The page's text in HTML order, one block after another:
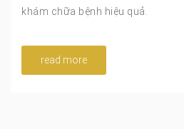
khám chữa bệnh hiệu quả.
read more